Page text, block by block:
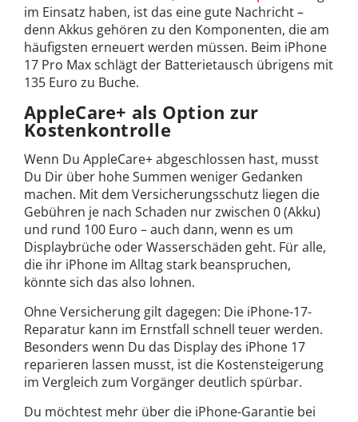
im Einsatz haben, ist das eine gute Nachricht –
denn Akkus gehören zu den Komponenten, die am
häufigsten erneuert werden müssen. Beim iPhone
17 Pro Max schlägt der Batterietausch übrigens mit
135 Euro zu Buche.
AppleCare+ als Option zur
Kostenkontrolle
Wenn Du AppleCare+ abgeschlossen hast, musst
Du Dir über hohe Summen weniger Gedanken
machen. Mit dem Versicherungsschutz liegen die
Gebühren je nach Schaden nur zwischen 0 (Akku)
und rund 100 Euro – auch dann, wenn es um
Displaybrüche oder Wasserschäden geht. Für alle,
die ihr iPhone im Alltag stark beanspruchen,
könnte sich das also lohnen.
Ohne Versicherung gilt dagegen: Die iPhone-17-
Reparatur kann im Ernstfall schnell teuer werden.
Besonders wenn Du das Display des iPhone 17
reparieren lassen musst, ist die Kostensteigerung
im Vergleich zum Vorgänger deutlich spürbar.
Du möchtest mehr über die iPhone-Garantie bei